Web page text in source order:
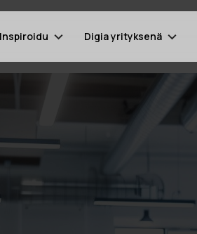
Inspiroidu Digia yrityksenä